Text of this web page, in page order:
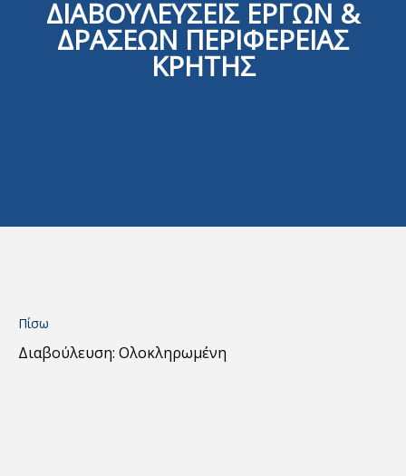
ΔΙΑΒΟΥΛΕΥΣΕΙΣ ΕΡΓΩΝ &
ΔΡΑΣΕΩΝ ΠΕΡΙΦΕΡΕΙΑΣ
ΚΡΗΤΗΣ
Πίσω
Διαβούλευση: Ολοκληρωμένη